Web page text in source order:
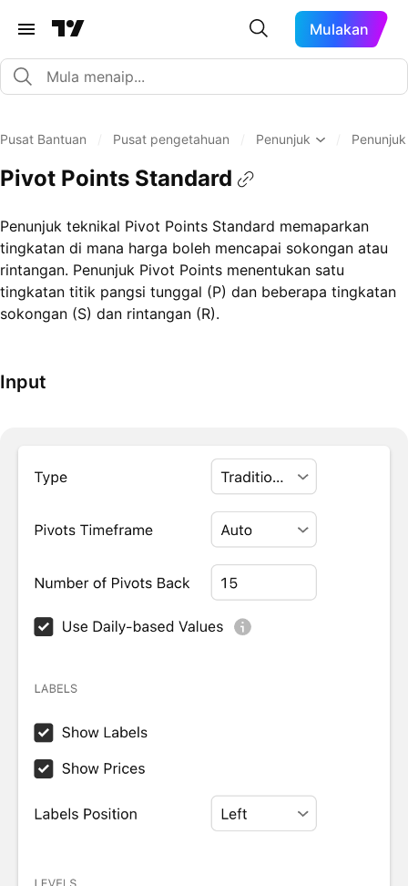
Mulakan
Pusat Bantuan Pusat pengetahuan Penunjuk
Pivot Points Standard
Penunjuk teknikal Pivot Points Standard memaparkan
tingkatan di mana harga boleh mencapai sokongan atau
rintangan. Penunjuk Pivot Points menentukan satu
tingkatan titik pangsi tunggal (P) dan beberapa tingkatan
sokongan (S) dan rintangan (R).
Input